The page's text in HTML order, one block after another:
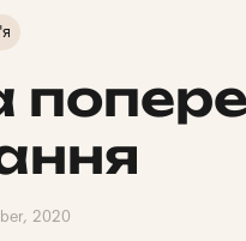
2020